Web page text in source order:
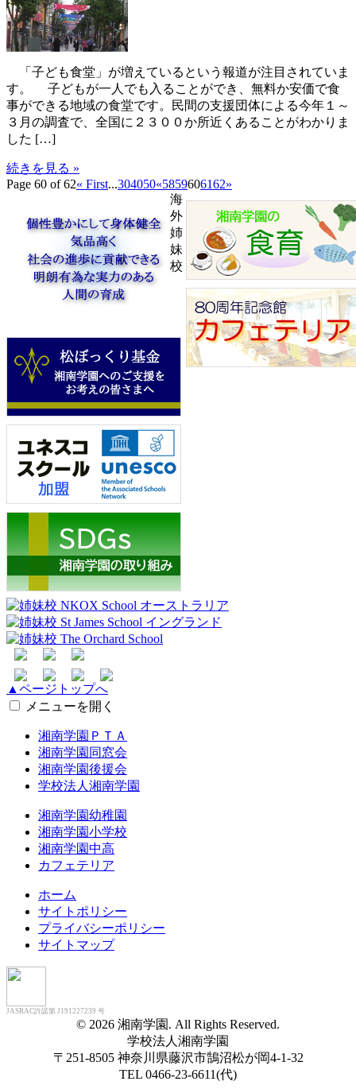
「子ども食堂」が増えているという報道が注目されていま
す。 子どもが一人でも入ることができ、無料か安価で食
事ができる地域の食堂です。民間の支援団体による今年１～
３月の調査で、全国に２３００か所近くあることがわかりま
した […]
続きを見る »
Page 60 of 62« First...304050«5859606162»
海
外
姉
妹
校
▲ページトップへ
メニューを開く
湘南学園ＰＴＡ
湘南学園同窓会
湘南学園後援会
学校法人湘南学園
湘南学園幼稚園
湘南学園小学校
湘南学園中高
カフェテリア
ホーム
サイトポリシー
プライバシーポリシー
サイトマップ
JASRAC許諾第 J191227239 号
© 2026 湘南学園. All Rights Reserved.
学校法人湘南学園
〒251-8505 神奈川県藤沢市鵠沼松が岡4-1-32
TEL 0466-23-6611(代)